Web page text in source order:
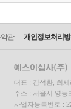
관 개인정보처리
대표 : 김석환, 최세
주소 : 서울시 영등
사업자등록번호 :